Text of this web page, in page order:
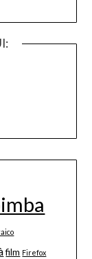
film Firefox